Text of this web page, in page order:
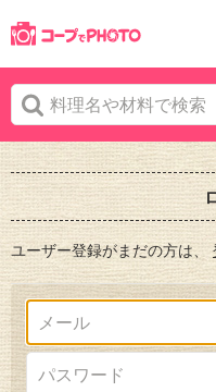
ユーザー登録がまだの方は、